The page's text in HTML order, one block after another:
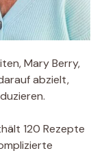
Mary Berry,
abzielt,
120 Rezepte